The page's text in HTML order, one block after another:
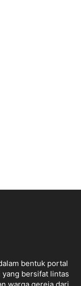
bentuk portal
yang bersifat lintas
warga gereja dari